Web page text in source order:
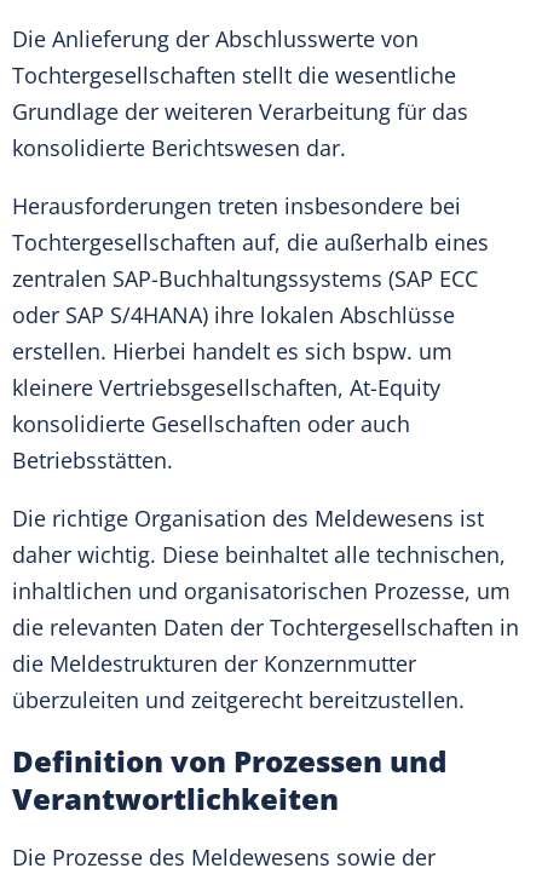
Die Anlieferung der Abschlusswerte von
Tochtergesellschaften stellt die wesentliche
Grundlage der weiteren Verarbeitung für das
konsolidierte Berichtswesen dar.
Herausforderungen treten insbesondere bei
Tochtergesellschaften auf, die außerhalb eines
zentralen SAP-Buchhaltungssystems (SAP ECC
oder SAP S/4HANA) ihre lokalen Abschlüsse
erstellen. Hierbei handelt es sich bspw. um
kleinere Vertriebsgesellschaften, At-Equity
konsolidierte Gesellschaften oder auch
Betriebsstätten.
Die richtige Organisation des Meldewesens ist
daher wichtig. Diese beinhaltet alle technischen,
inhaltlichen und organisatorischen Prozesse, um
die relevanten Daten der Tochtergesellschaften in
die Meldestrukturen der Konzernmutter
überzuleiten und zeitgerecht bereitzustellen.
Definition von Prozessen und
Verantwortlichkeiten
Die Prozesse des Meldewesens sowie der